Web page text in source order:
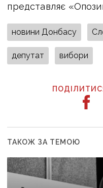
представляє
новини Донбасу
депутат вибори
ТАКОЖ ЗА ТЕМОЮ